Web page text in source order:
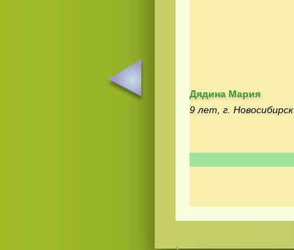
Дядина Мария
9 лет, г. Новосибирск